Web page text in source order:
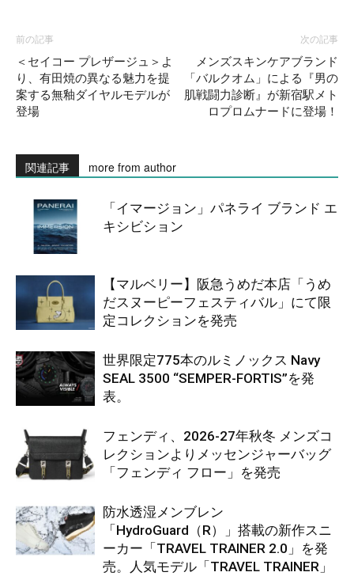
前の記事
＜セイコー プレザージュ＞よ
り、有田焼の異なる魅力を提
案する無釉ダイヤルモデルが
登場
次の記事
メンズスキンケアブランド
「バルクオム」による『男の
肌戦闘力診断』が新宿駅メト
ロプロムナードに登場！
関連記事 more from author
「イマージョン」パネライ ブランド エ
キシビション
【マルベリー】阪急うめだ本店「うめ
だスヌーピーフェスティバル」にて限
定コレクションを発売
世界限定775本のルミノックス Navy
SEAL 3500 “SEMPER-FORTIS”を発
表。
フェンディ、2026-27年秋冬 メンズコ
レクションよりメッセンジャーバッグ
「フェンディ フロー」を発売
防水透湿メンブレン
「HydroGuard（R）」搭載の新作スニ
ーカー「TRAVEL TRAINER 2.0」を発
売。人気モデル「TRAVEL TRAINER」